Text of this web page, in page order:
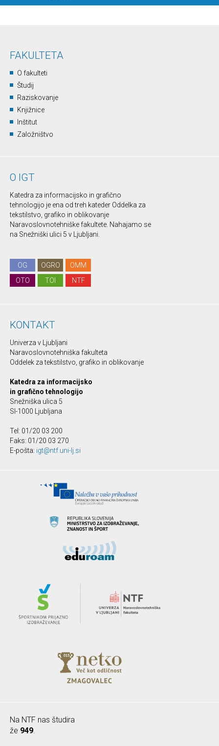
FAKULTETA
O fakulteti
Študij
Raziskovanje
Knjižnice
Inštitut
Založništvo
O IGT
Katedra za informacijsko in grafično
tehnologijo je ena od treh kateder Oddelka za
tekstilstvo, grafiko in oblikovanje
Naravoslovnotehniške fakultete. Nahajamo se
na Snežniški ulici 5 v Ljubljani.
OG OGRO
OMM
OTO
TOI NTF
KONTAKT
Univerza v Ljubljani
Naravoslovnotehniška fakulteta
Oddelek za tekstilstvo, grafiko in oblikovanje
Katedra za informacijsko
in grafično tehnologijo
Snežniška ulica 5
SI-1000 Ljubljana
Tel: 01/20 03 200
Faks: 01/20 03 270
E-pošta: igt@ntf.uni-lj.si
Na NTF nas študira
že 949